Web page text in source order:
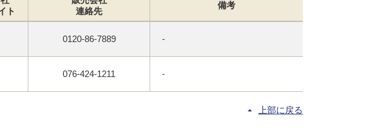
ト
連絡先
備考
0120-86-7889 -
076-424-1211 -
上部に戻る